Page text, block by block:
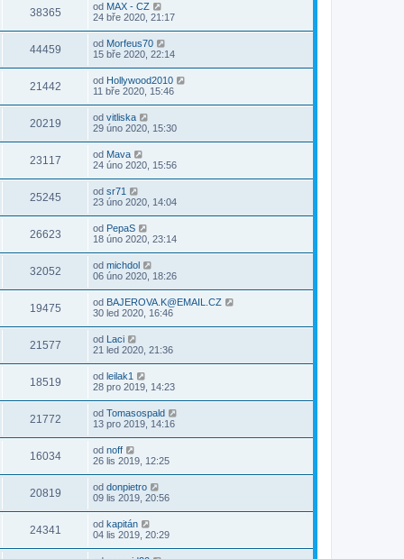
38365 od MAX - CZ
24 bře 2020, 21:17
44459 od Morfeus70
15 bře 2020, 22:14
21442 od Hollywood2010
11 bře 2020, 15:46
20219 od vitliska
29 úno 2020, 15:30
23117 od Mava
24 úno 2020, 15:56
25245 od sr71
23 úno 2020, 14:04
26623 od PepaS
18 úno 2020, 23:14
32052 od michdol
06 úno 2020, 18:26
19475 od BAJEROVA.K@EMAIL.CZ
30 led 2020, 16:46
21577 od Laci
21 led 2020, 21:36
18519 od leilak1
28 pro 2019, 14:23
21772 od Tomasospald
13 pro 2019, 14:16
16034 od noff
26 lis 2019, 12:25
20819 od donpietro
09 lis 2019, 20:56
24341 od kapitán
04 lis 2019, 20:29